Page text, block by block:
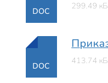
DOC 299.49
DOC 413.74